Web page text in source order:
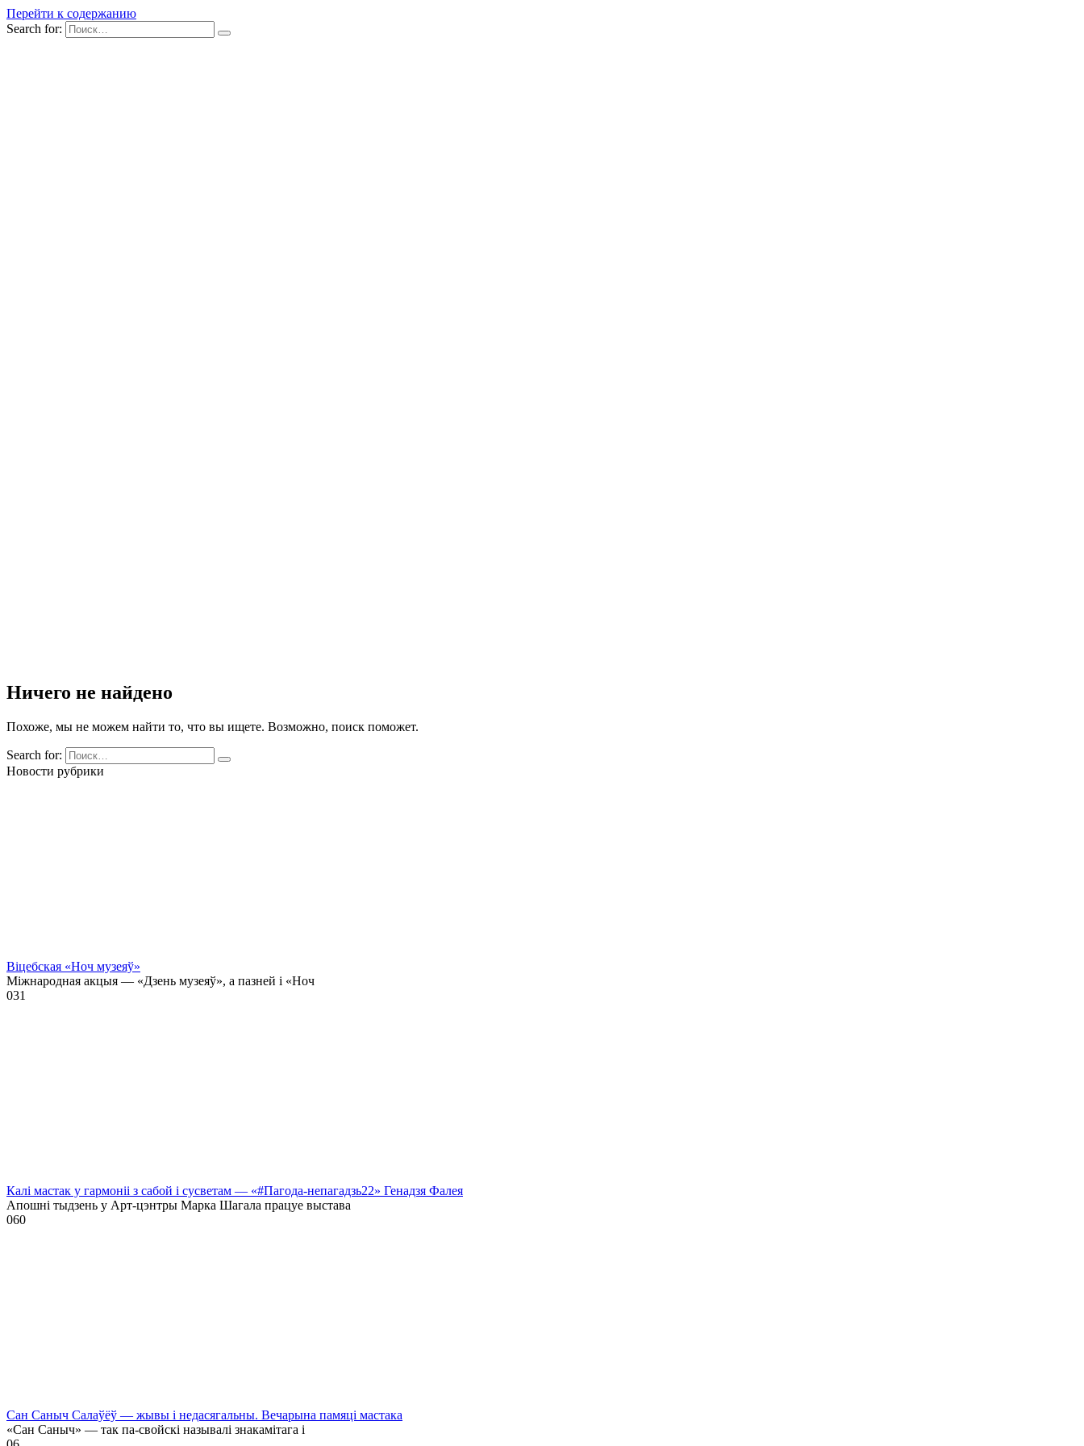
Перейти к содержанию
Search for:
Ничего не найдено
Похоже, мы не можем найти то, что вы ищете. Возможно, поиск поможет.
Search for:
Новости рубрики
Віцебская «Ноч музеяў»
Міжнародная акцыя — «Дзень музеяў», а пазней і «Ноч
031
Калі мастак у гармоніі з сабой і сусветам — «#Пагода-непагадзь22» Генадзя Фалея
Апошні тыдзень у Арт-цэнтры Марка Шагала працуе выстава
060
Сан Саныч Салаўёў — жывы і недасягальны. Вечарына памяці мастака
«Сан Саныч» — так па-свойскі называлі знакамітага і